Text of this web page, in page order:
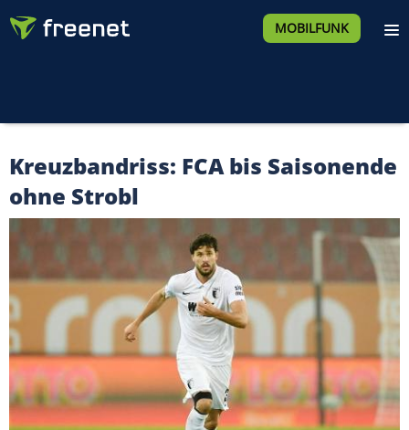
MOBILFUNK
Kreuzbandriss: FCA bis Saisonende
ohne Strobl